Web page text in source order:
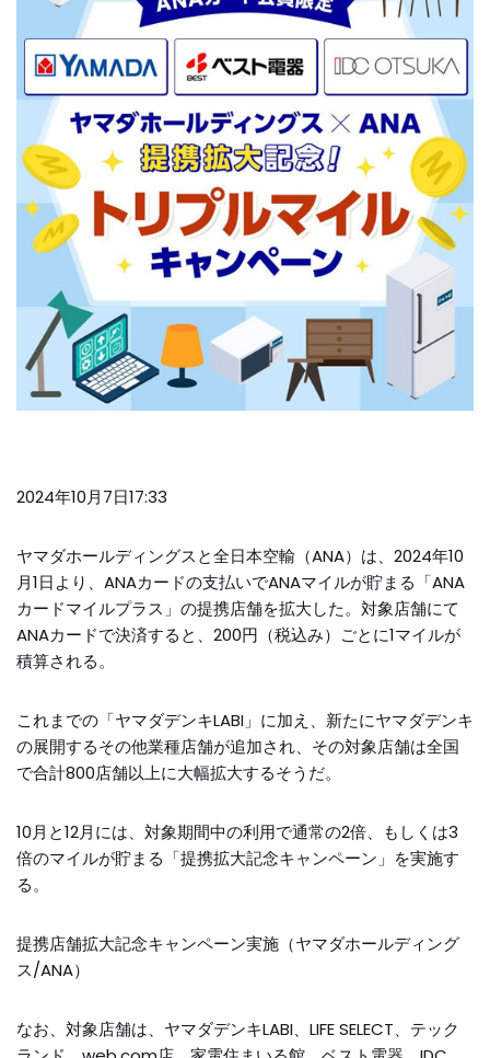
2024年10月7日17:33
ヤマダホールディングスと全日本空輸（ANA）は、2024年10
月1日より、ANAカードの支払いでANAマイルが貯まる「ANA
カードマイルプラス」の提携店舗を拡大した。対象店舗にて
ANAカードで決済すると、200円（税込み）ごとに1マイルが
積算される。
これまでの「ヤマダデンキLABI」に加え、新たにヤマダデンキ
の展開するその他業種店舗が追加され、その対象店舗は全国
で合計800店舗以上に大幅拡大するそうだ。
10月と12月には、対象期間中の利用で通常の2倍、もしくは3
倍のマイルが貯まる「提携拡大記念キャンペーン」を実施す
る。
提携店舗拡大記念キャンペーン実施（ヤマダホールディング
ス/ANA）
なお、対象店舗は、ヤマダデンキLABI、LIFE SELECT、テック